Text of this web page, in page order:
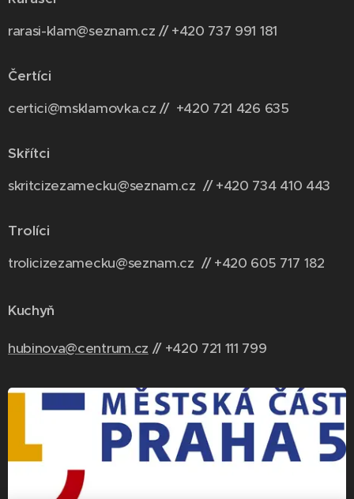
rarasi-klam@seznam.cz // +420 737 991 181
Čertíci
certici@msklamovka.cz // +420 721 426 635
Skřítci
skritcizezamecku@seznam.cz // +420 734 410 443
Trolíci
trolicizezamecku@seznam.cz // +420 605 717 182
Kuchyň
hubinova@centrum.cz // +420 721 111 799